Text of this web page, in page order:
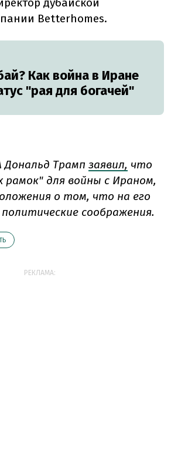
Betterhomes.
Как война в Иране
"рая для богачей"
Трамп заявил, что
рамок" для войны с Ираном,
о том, что на его
соображения.
РЕКЛАМА: